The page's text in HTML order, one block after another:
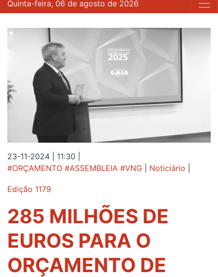
Quinta-feira, 06 de agosto de 2026
23-11-2024 | 11:30
#ORÇAMENTO #ASSEMBLEIA #VNG
Noticiário
Edição 1179
285 MILHÕES DE
EUROS PARA O
ORÇAMENTO DE